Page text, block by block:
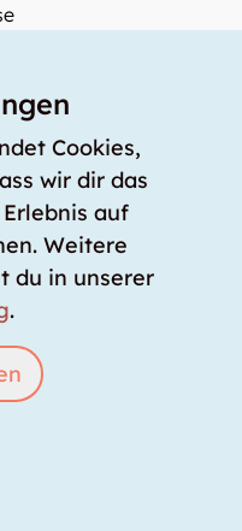
Cookies,
wir dir das
auf
Weitere
du in unserer
.